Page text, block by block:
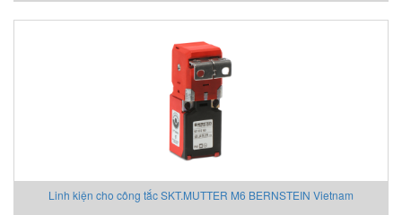
Linh kiện cho công tắc SKT.MUTTER M6 BERNSTEIN Vietnam